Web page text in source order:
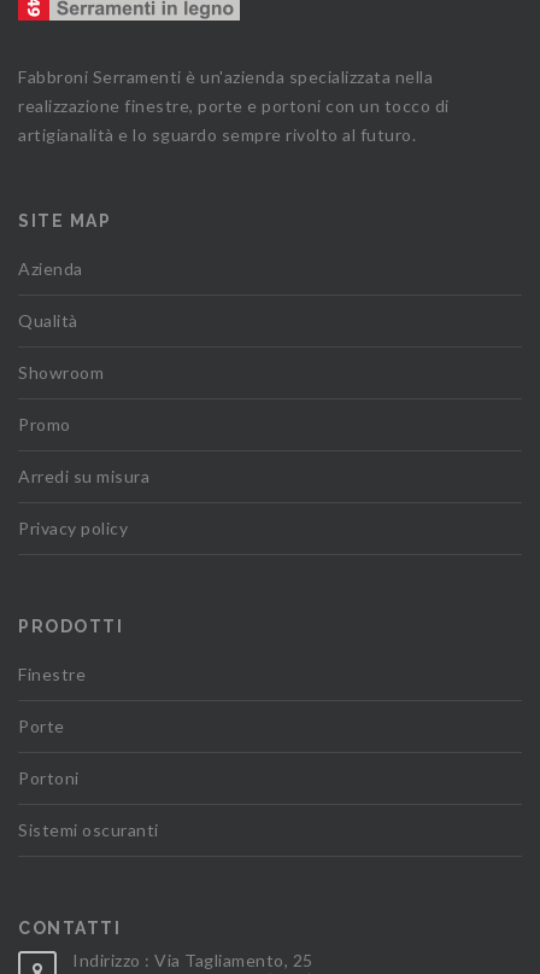
Fabbroni Serramenti è un'azienda specializzata nella
realizzazione finestre, porte e portoni con un tocco di
artigianalità e lo sguardo sempre rivolto al futuro.
SITE MAP
Azienda
Qualità
Showroom
Promo
Arredi su misura
Privacy policy
PRODOTTI
Finestre
Porte
Portoni
Sistemi oscuranti
CONTATTI
Indirizzo : Via Tagliamento, 25